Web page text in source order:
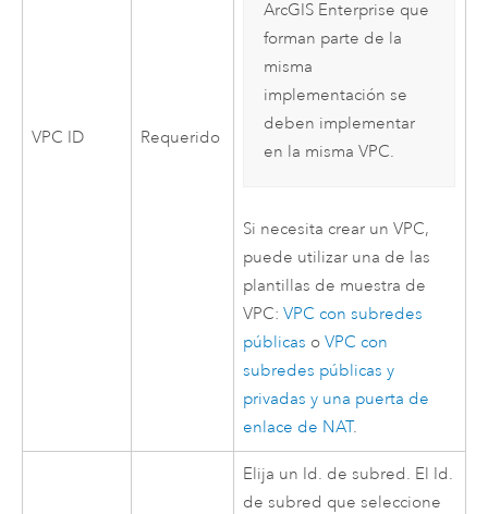
VPC ID Requerido
ArcGIS Enterprise que
forman parte de la
misma
implementación se
deben implementar
en la misma VPC.
Si necesita crear unVPC,
puede utilizar una de las
plantillas de muestra de
VPC:VPC con subredes
públicas oVPC con
subredes públicas y
privadas y una puerta de
enlace de NAT.
Elija un Id. de subred. El Id.
de subred que seleccione